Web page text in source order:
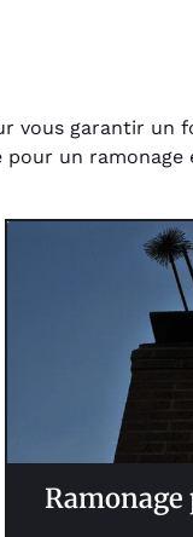
vous garantir un
un ramonage
Ramonage